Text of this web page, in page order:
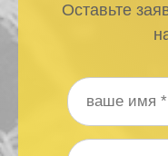
Оставьте
Ваше имя*